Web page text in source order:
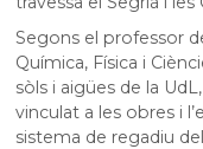
Segons el professor
Química, Física i
sòls i aigües de la
vinculat a les obres i
sistema de regadiu